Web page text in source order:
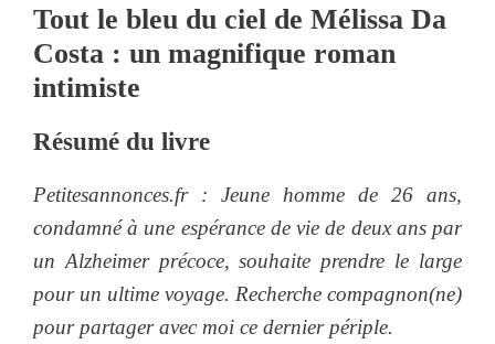
Tout le bleu du ciel de Mélissa Da
Costa : un magnifique roman
intimiste
Résumé du livre
Petitesannonces.fr : Jeune homme de 26 ans,
condamné à une espérance de vie de deux ans par
un Alzheimer précoce, souhaite prendre le large
pour un ultime voyage. Recherche compagnon(ne)
pour partager avec moi ce dernier périple.